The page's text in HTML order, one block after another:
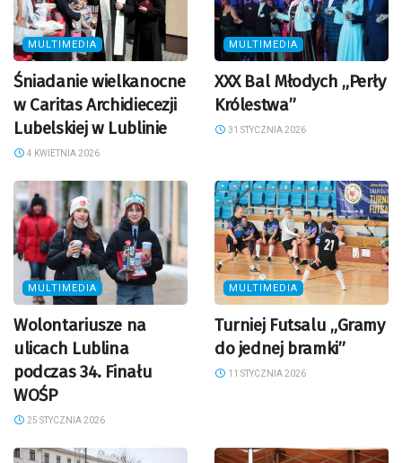
MULTIMEDIA
Śniadanie wielkanocne
w Caritas Archidiecezji
Lubelskiej w Lublinie
4 KWIETNIA 2026
MULTIMEDIA
XXX Bal Młodych „Perły
Królestwa”
31 STYCZNIA 2026
MULTIMEDIA
Wolontariusze na
ulicach Lublina
podczas 34. Finału
WOŚP
25 STYCZNIA 2026
MULTIMEDIA
Turniej Futsalu „Gramy
do jednej bramki”
11 STYCZNIA 2026